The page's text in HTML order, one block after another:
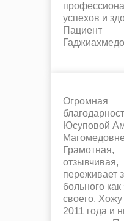
успехов и
Пациент
Огромная
Юсуповой
Грамотная,
отзывчивая,
переживает
больного как
своего. Хожу
2011 года и